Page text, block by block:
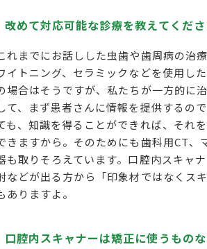
改めて対応可能な診療を教えてくだ
れまでにお話しした虫歯や歯周病の治
イトニング、セラミックなどを使用し
場合はそうですが、私たちが一方的に
て、まず患者さんに情報を提供するの
も、知識を得ることができれば、それ
きますから。そのためにも歯科用CT
も取りそろえています。口腔内スキャ
などが出る方から「印象材ではなく
ありますよ。
口腔内スキャナーは矯正に使うもの